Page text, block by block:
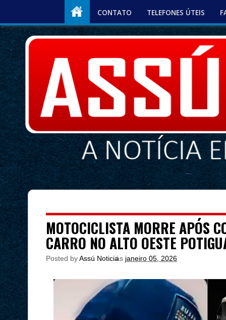
CONTATO TELEFONES ÚTEIS
MOTOCICLISTA MORRE APÓS
CARRO NO ALTO OESTE
Posted byAssú Noticia
às janeiro 05, 2026